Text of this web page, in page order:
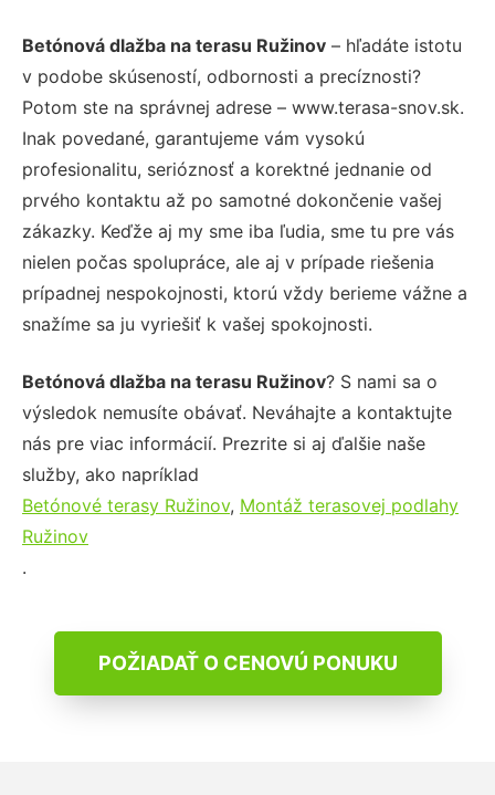
Betónová dlažba na terasu Ružinov – hľadáte istotu
v podobe skúseností, odbornosti a precíznosti?
Potom ste na správnej adrese – www.terasa-snov.sk.
Inak povedané, garantujeme vám vysokú
profesionalitu, serióznosť a korektné jednanie od
prvého kontaktu až po samotné dokončenie vašej
zákazky. Keďže aj my sme iba ľudia, sme tu pre vás
nielen počas spolupráce, ale aj v prípade riešenia
prípadnej nespokojnosti, ktorú vždy berieme vážne a
snažíme sa ju vyriešiť k vašej spokojnosti.
Betónová dlažba na terasu Ružinov? S nami sa o
výsledok nemusíte obávať. Neváhajte a kontaktujte
nás pre viac informácií. Prezrite si aj ďalšie naše
služby, ako napríklad
Betónové terasy Ružinov, Montáž terasovej podlahy
Ružinov
.
POŽIADAŤ O CENOVÚ PONUKU